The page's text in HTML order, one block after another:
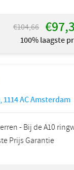
,1114 ACAmsterdam
- Bij de A10
Prijs Garantie
€104,66
100% laagste